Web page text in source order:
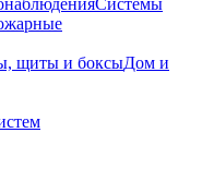
Системы
щиты и боксыДом и